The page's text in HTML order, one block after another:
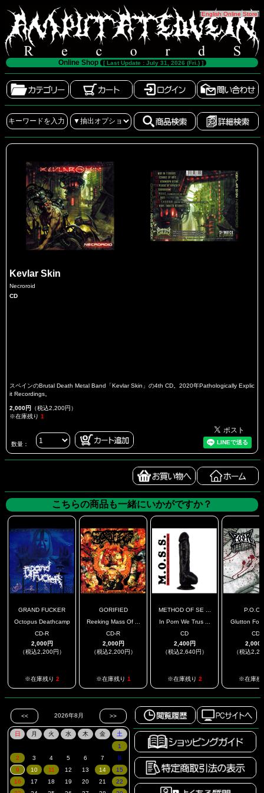
[English Online Store]
Online Shop [ Last Update : July 31, 2026 (Fri.) ]
Kevlar Skin
Necroroid
CD
スペインのBrutal Death Metal Band「Kevlar Skin」の4th CD。2020年Pathologically Explic
it Recordings。
2,000円 （税込2,200円）
※在庫残り 1
数量：
こちらの商品も一緒にいかがですか？
GRAND FUCKER
Octopus Deathcamp
CD-R
2,000円
（税込2,200円）
※在庫残り 2
GORIFIED
Reeking Mass Of ...
CD-R
2,000円
（税込2,200円）
※在庫残り 1
METHOD OF SE ...
In Porn We Trus ...
CD
2,400円
（税込2,640円）
※在庫残り 2
Glutton For
CD
2,000
（税込
※在庫残